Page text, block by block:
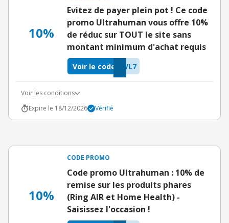
10%
Evitez de payer plein pot ! Ce code
promo Ultrahuman vous offre 10%
de réduc sur TOUT le site sans
montant minimum d'achat requis
VL7
Voir le code
Voir les conditions
Expire le 18/12/2026
Vérifié
10%
CODE PROMO
Code promo Ultrahuman : 10% de
remise sur les produits phares
(Ring AIR et Home Health) -
Saisissez l'occasion !